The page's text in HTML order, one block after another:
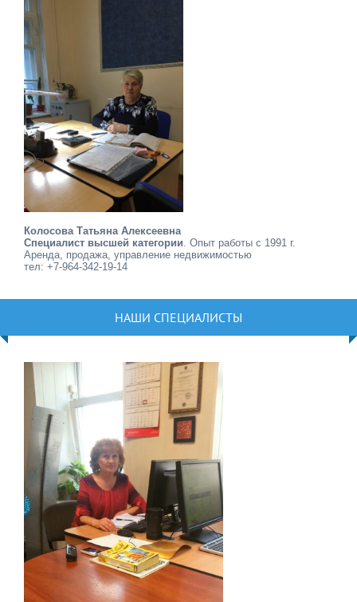
Колосова Татьяна Алексеевна
Специалист высшей категории . Опыт работы с 1991 г.
Аренда, продажа, управление недвижимостью
тел: +7-964-342-19-14
НАШИ СПЕЦИАЛИСТЫ